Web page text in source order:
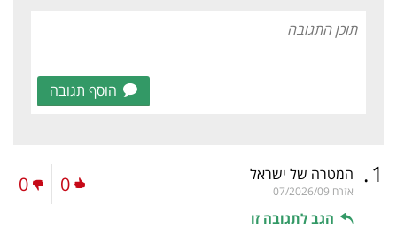
הוסף תגובה
1
. המטרה של ישראל
אזרח 07/2026/09
הגב לתגובה זו
0
0